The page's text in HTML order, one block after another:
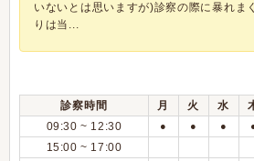
いないとは思いますが)診察の際に暴れま
りは当...
診察時間 月 火 水
09:30 ~ 12:30
● ● ●
15:00 ~ 17:00